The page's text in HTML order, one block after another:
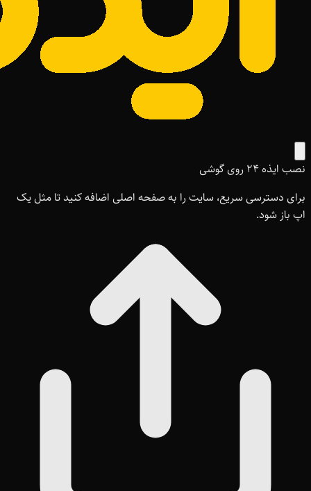
نصب ایذه ۲۴ روی گوشی
برای دسترسی سریع، سایت را به صفحه اصلی اضافه کنید تا مثل یک
اپ باز شود.